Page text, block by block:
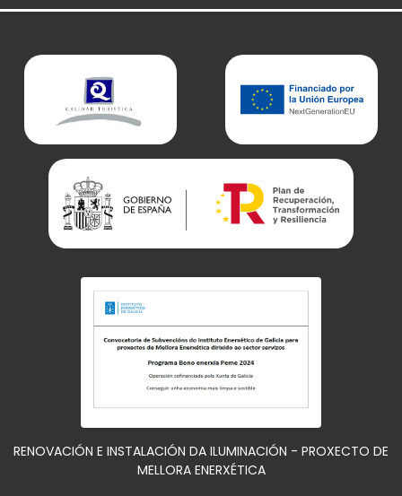
RENOVACIÓN E INSTALACIÓN DA ILUMINACIÓN - PROXECTO DE
MELLORA ENERXÉTICA